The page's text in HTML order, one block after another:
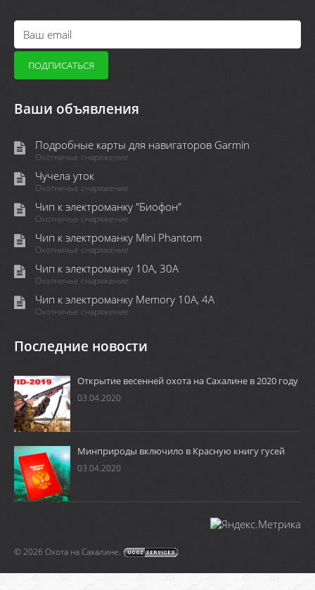
Ваши объявления
Подробные карты для навигаторов Garmin
Охотничье снаряжение
Чучела уток
Охотничье снаряжение
Чип к электроманку "Биофон"
Охотничье снаряжение
Чип к электроманку Mini Phantom
Охотничье снаряжение
Чип к электроманку 10А, 30А
Охотничье снаряжение
Чип к электроманку Memory 10A, 4А
Охотничье снаряжение
Последние новости
Открытие весенней охота на Сахалине в 2020 году
03.04.2020
Минприроды включило в Красную книгу гусей
03.04.2020
© 2026 Охота на Сахалине.